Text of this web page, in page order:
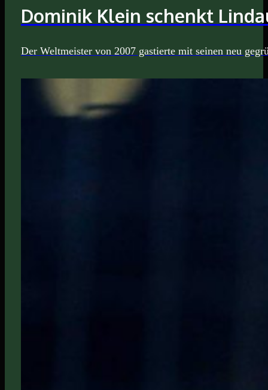
Dominik Klein schenkt
Der Weltmeister von 2007 gastierte mit seinen neu